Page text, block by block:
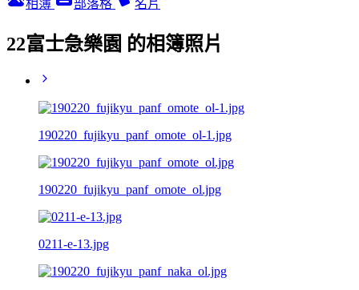
相簿 部落格 名片
22富士急樂園 的相簿照片
190220_fujikyu_panf_omote_ol-1.jpg
190220_fujikyu_panf_omote_ol.jpg
0211-e-13.jpg